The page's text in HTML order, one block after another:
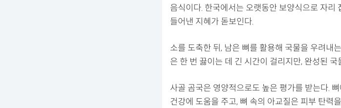
음식이다. 한국에서는 오랫동안 보양식으로 자리
들어낸 지혜가 돋보인다.
소를 도축한 뒤, 남은 뼈를 활용해 국물을 우려내
은 한 번 끓이는 데 긴 시간이 걸리지만, 완성된
사골 곰국은 영양적으로도 높은 평가를 받는다.
건강에 도움을 주고, 뼈 속의 아교질은 피부 탄력